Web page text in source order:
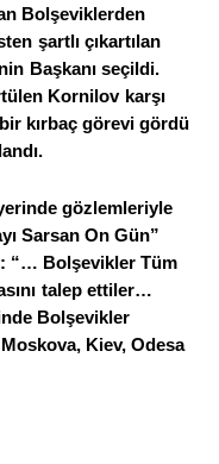
Bolşeviklerden
şartlı çıkartılan
Başkanı seçildi.
Kornilov karşı
kırbaç görevi gördü
gözlemleriyle
Sarsan On Gün”
“… Bolşevikler Tüm
talep ettiler…
Bolşevikler
Kiev, Odesa